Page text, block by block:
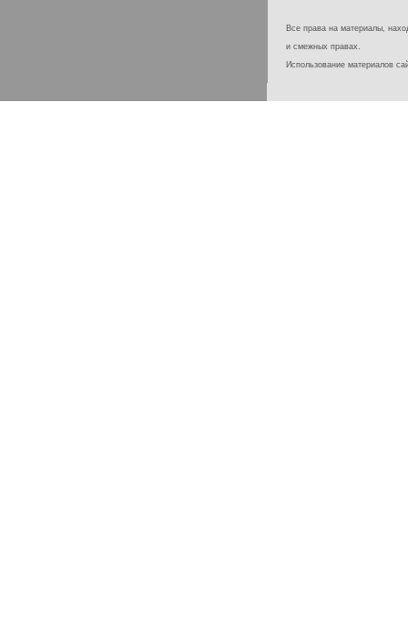
Все права на материалы,
и смежных правах.
Использование материалов